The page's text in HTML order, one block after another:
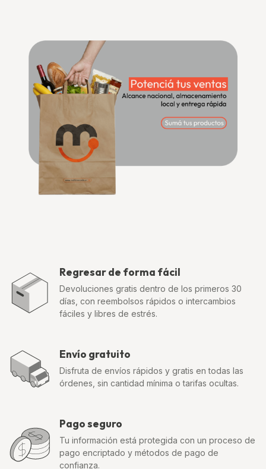
Regresar de forma fácil
Devoluciones gratis dentro de los primeros 30
días, con reembolsos rápidos o intercambios
fáciles y libres de estrés.
Envío gratuito
Disfruta de envíos rápidos y gratis en todas las
órdenes, sin cantidad mínima o tarifas ocultas.
Pago seguro
Tu información está protegida con un proceso de
pago encriptado y métodos de pago de
confianza.